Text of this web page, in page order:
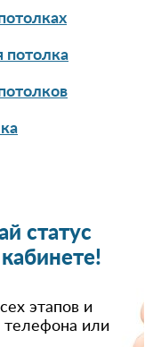
потолка
статус
этапов и
телефона или